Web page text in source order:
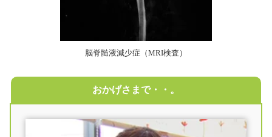
脳脊髄液減少症（MRI検査）
おかげさまで・・。